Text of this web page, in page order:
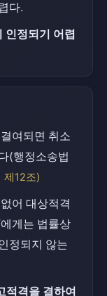
다.
인정되기 어렵
여되면 취소
(행정소송법
제12조)
어 대상적격
게는 법률상
정되지 않는
적격을 결하여